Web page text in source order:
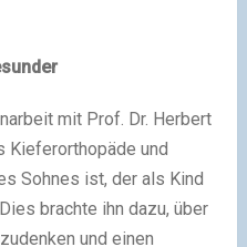
mit Prof. Dr. Herbert
Kieferorthopäde und
Sohnes ist, der als Kind
brachte ihn dazu, über
und einen